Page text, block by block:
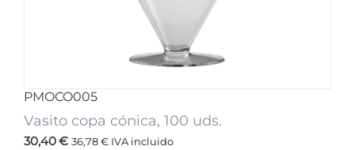
PMOCO005
Vasito copa cónica, 100 uds.
30,40€ 36,78€ IVA incluido